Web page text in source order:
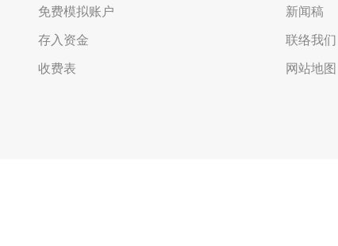
免费模拟账户
存入资金
收费表
新闻稿
联络我们
网站地图